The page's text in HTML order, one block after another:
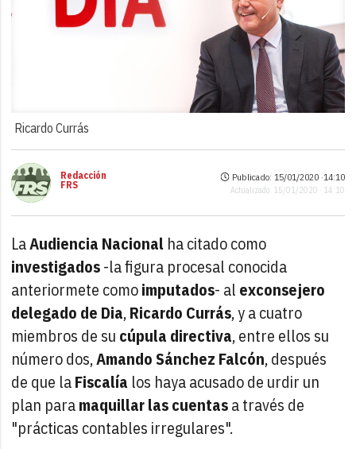
Ricardo Currás
Redacción
FRS
Publicado: 15/01/2020 ·14:10
Actualizado: 15/01/2020 · 14:10
LaAudiencia Nacional ha citado como
investigados-la figura procesal conocida
anteriormete comoimputados- al exconsejero
delegado de Dia,Ricardo Currás, y a cuatro
miembros de su cúpula directiva, entre ellos su
número dos,Amando Sánchez Falcón, después
de que laFiscalía los haya acusado de urdir un
plan paramaquillar las cuentasa través de
"prácticas contables irregulares".